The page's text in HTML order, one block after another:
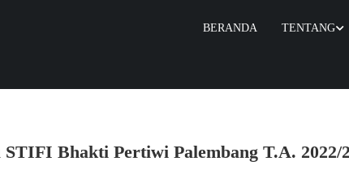
BERANDA TENTANG
Bhakti Pertiwi Palembang T.A. 2022/